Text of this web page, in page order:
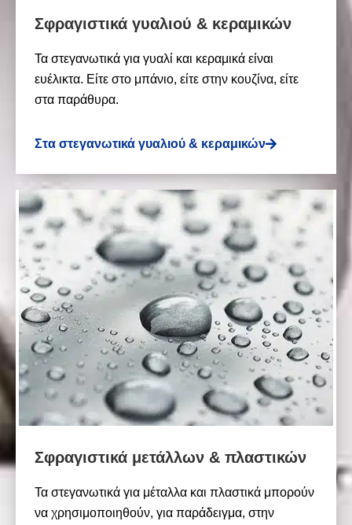
Σφραγιστικά γυαλιού & κεραμικών
Τα στεγανωτικά για γυαλί και κεραμικά είναι
ευέλικτα. Είτε στο μπάνιο, είτε στην κουζίνα, είτε
στα παράθυρα.
Στα στεγανωτικά γυαλιού & κεραμικών
Σφραγιστικά μετάλλων & πλαστικών
Τα στεγανωτικά για μέταλλα και πλαστικά μπορούν
να χρησιμοποιηθούν, για παράδειγμα, στην